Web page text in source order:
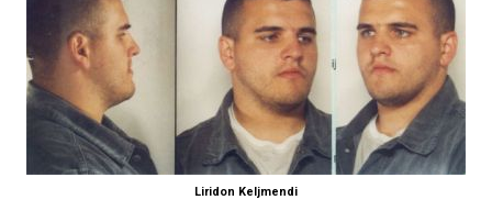
Liridon Keljmendi